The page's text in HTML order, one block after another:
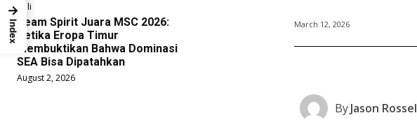
Bali
Team Spirit Juara MSC 2026:
Ketika Eropa Timur
Membuktikan Bahwa Dominasi
SEA Bisa Dipatahkan
August 2, 2026
March 12, 2026
ByJason Rossel
→
Index